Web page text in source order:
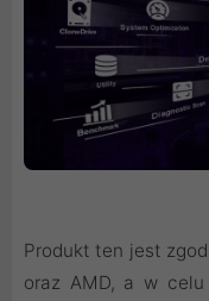
Produkt ten jest
oraz AMD, a w